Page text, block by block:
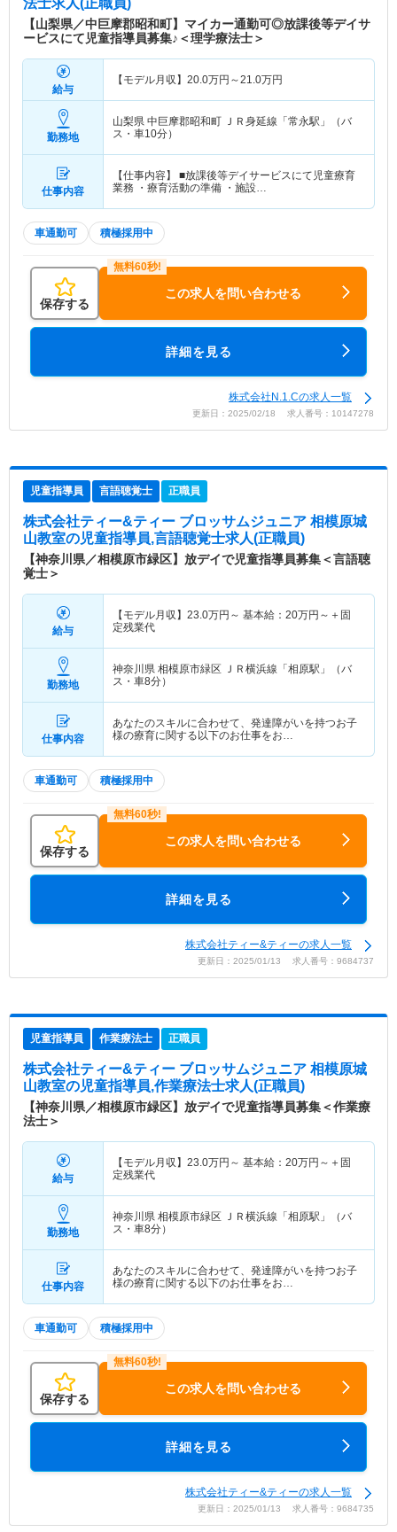
法士求人(正職員)
【山梨県／中巨摩郡昭和町】マイカー通勤可◎放課後等デイサ
ービスにて児童指導員募集♪＜理学療法士＞
給与
【モデル月収】 20.0万円～21.0万円
勤務地
山梨県 中巨摩郡昭和町 ＪＲ身延線「常永駅」（バ
ス・車10分）
仕事内容
【仕事内容】 ■放課後等デイサービスにて児童療育
業務 ・療育活動の準備 ・施設…
車通勤可 積極採用中
保存する
この求人を問い合わせる
詳細を見る
株式会社N.1.Cの求人一覧
更新日：2025/02/18 求人番号：10147278
児童指導員 言語聴覚士 正職員
株式会社ティー&ティー ブロッサムジュニア 相模原城
山教室の児童指導員,言語聴覚士求人(正職員)
【神奈川県／相模原市緑区】放デイで児童指導員募集＜言語聴
覚士＞
給与
【モデル月収】 23.0万円～ 基本給： 20万円～ ＋固
定残業代
勤務地
神奈川県 相模原市緑区 ＪＲ横浜線「相原駅」（バ
ス・車8分）
仕事内容
あなたのスキルに合わせて、発達障がいを持つお子
様の療育に関する以下のお仕事をお…
車通勤可 積極採用中
保存する
この求人を問い合わせる
詳細を見る
株式会社ティー&ティーの求人一覧
更新日：2025/01/13 求人番号：9684737
児童指導員 作業療法士 正職員
株式会社ティー&ティー ブロッサムジュニア 相模原城
山教室の児童指導員,作業療法士求人(正職員)
【神奈川県／相模原市緑区】放デイで児童指導員募集＜作業療
法士＞
給与
【モデル月収】 23.0万円～ 基本給： 20万円～ ＋固
定残業代
勤務地
神奈川県 相模原市緑区 ＪＲ横浜線「相原駅」（バ
ス・車8分）
仕事内容
あなたのスキルに合わせて、発達障がいを持つお子
様の療育に関する以下のお仕事をお…
車通勤可 積極採用中
保存する
この求人を問い合わせる
詳細を見る
株式会社ティー&ティーの求人一覧
更新日：2025/01/13 求人番号：9684735